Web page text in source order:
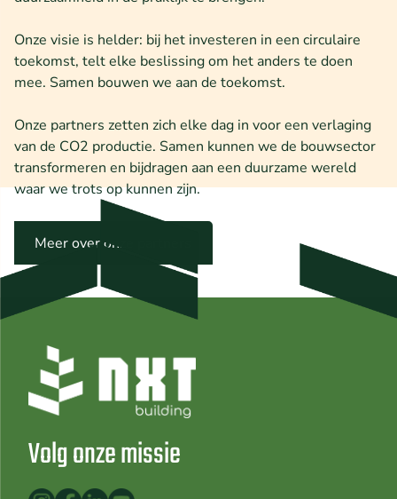
Onze visie is helder: bij het investeren in een circulaire
toekomst, telt elke beslissing om het anders te doen
mee. Samen bouwen we aan de toekomst.
Onze partners zetten zich elke dag in voor een verlaging
van de CO2 productie. Samen kunnen we de bouwsector
transformeren en bijdragen aan een duurzame wereld
waar we trots op kunnen zijn.
Meer over onze partners
Volg onze missie